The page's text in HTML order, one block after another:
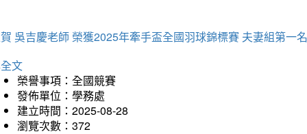
吳吉慶老師 榮獲2025年牽手盃全國羽球錦標賽 夫妻組第一名
文
榮譽事項：全國競賽
發佈單位：學務處
建立時間：2025-08-28
瀏覽次數：372